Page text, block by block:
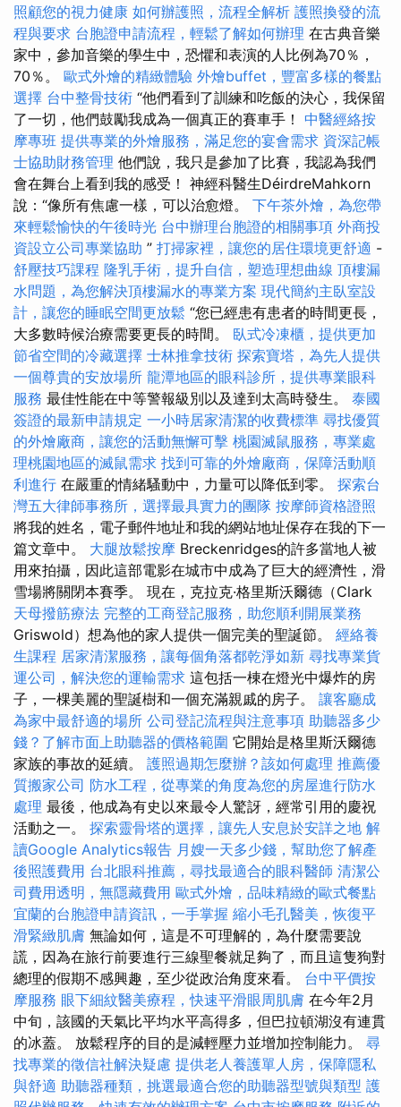
照顧您的視力健康 如何辦護照，流程全解析 護照換發的流
程與要求 台胞證申請流程，輕鬆了解如何辦理 在古典音樂
家中，參加音樂的學生中，恐懼和表演的人比例為70％，
70％。 歐式外燴的精緻體驗 外燴buffet，豐富多樣的餐點
選擇 台中整骨技術 “他們看到了訓練和吃飯的決心，我保留
了一切，他們鼓勵我成為一個真正的賽車手！ 中醫經絡按
摩專班 提供專業的外燴服務，滿足您的宴會需求 資深記帳
士協助財務管理 他們說，我只是參加了比賽，我認為我們
會在舞台上看到我的感受！ 神經科醫生DéirdreMahkorn
說：“像所有焦慮一樣，可以治愈燈。 下午茶外燴，為您帶
來輕鬆愉快的午後時光 台中辦理台胞證的相關事項 外商投
資設立公司專業協助 ” 打掃家裡，讓您的居住環境更舒適 -
舒壓技巧課程 隆乳手術，提升自信，塑造理想曲線 頂樓漏
水問題，為您解決頂樓漏水的專業方案 現代簡約主臥室設
計，讓您的睡眠空間更放鬆 “您已經患有患者的時間更長，
大多數時候治療需要更長的時間。 臥式冷凍櫃，提供更加
節省空間的冷藏選擇 士林推拿技術 探索寶塔，為先人提供
一個尊貴的安放場所 龍潭地區的眼科診所，提供專業眼科
服務 最佳性能在中等警報級別以及達到太高時發生。 泰國
簽證的最新申請規定 一小時居家清潔的收費標準 尋找優質
的外燴廠商，讓您的活動無懈可擊 桃園滅鼠服務，專業處
理桃園地區的滅鼠需求 找到可靠的外燴廠商，保障活動順
利進行 在嚴重的情緒騷動中，力量可以降低到零。 探索台
灣五大律師事務所，選擇最具實力的團隊 按摩師資格證照
將我的姓名，電子郵件地址和我的網站地址保存在我的下一
篇文章中。 大腿放鬆按摩 Breckenridges的許多當地人被
用來拍攝，因此這部電影在城市中成為了巨大的經濟性，滑
雪場將關閉本賽季。 現在，克拉克·格里斯沃爾德（Clark
天母撥筋療法 完整的工商登記服務，助您順利開展業務
Griswold）想為他的家人提供一個完美的聖誕節。 經絡養
生課程 居家清潔服務，讓每個角落都乾淨如新 尋找專業貨
運公司，解決您的運輸需求 這包括一棟在燈光中爆炸的房
子，一棵美麗的聖誕樹和一個充滿親戚的房子。 讓客廳成
為家中最舒適的場所 公司登記流程與注意事項 助聽器多少
錢？了解市面上助聽器的價格範圍 它開始是格里斯沃爾德
家族的事故的延續。 護照過期怎麼辦？該如何處理 推薦優
質搬家公司 防水工程，從專業的角度為您的房屋進行防水
處理 最後，他成為有史以來最令人驚訝，經常引用的慶祝
活動之一。 探索靈骨塔的選擇，讓先人安息於安詳之地 解
讀Google Analytics報告 月嫂一天多少錢，幫助您了解產
後照護費用 台北眼科推薦，尋找最適合的眼科醫師 清潔公
司費用透明，無隱藏費用 歐式外燴，品味精緻的歐式餐點
宜蘭的台胞證申請資訊，一手掌握 縮小毛孔醫美，恢復平
滑緊緻肌膚 無論如何，這是不可理解的，為什麼需要說
謊，因為在旅行前要進行三線聖餐就足夠了，而且這隻狗對
總理的假期不感興趣，至少從政治角度來看。 台中平價按
摩服務 眼下細紋醫美療程，快速平滑眼周肌膚 在今年2月
中旬，該國的天氣比平均水平高得多，但巴拉頓湖沒有連貫
的冰蓋。 放鬆程序的目的是減輕壓力並增加控制能力。 尋
找專業的徵信社解決疑慮 提供老人養護單人房，保障隱私
與舒適 助聽器種類，挑選最適合您的助聽器型號與類型 護